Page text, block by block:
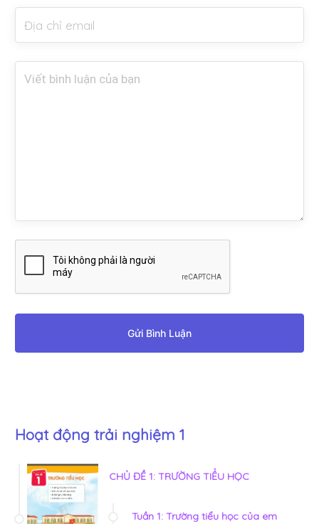
Gửi Bình Luận
Hoạt động trải nghiệm 1
CHỦ ĐỀ 1: TRƯỜNG TIỂU HỌC
Tuần 1: Trường tiểu học của em